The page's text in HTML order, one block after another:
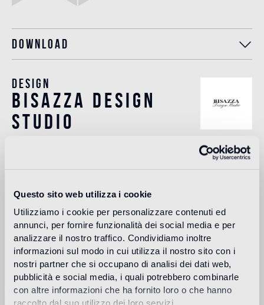
Questo sito web utilizza i cookie
Utilizziamo i cookie per personalizzare contenuti ed
annunci, per fornire funzionalità dei social media e per
analizzare il nostro traffico. Condividiamo inoltre
informazioni sul modo in cui utilizza il nostro sito con i
nostri partner che si occupano di analisi dei dati web,
pubblicità e social media, i quali potrebbero combinarle
con altre informazioni che ha fornito loro o che hanno
Download
Design
bisazza design
studio
The Bisazza Design Studio is an internal team within the
company that plays an important role in building the
new collections, it contributes to expanding the company's
Lire plus
Utilisation prévue
Sol intérieur